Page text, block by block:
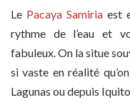
Le Pacaya Samiriaest
rythme de l’eau et
fabuleux. On la situe
si vaste en réalité
Lagunas ou depuis